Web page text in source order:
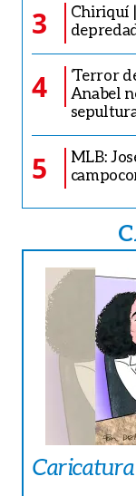
3
Chiriquí
4
‘Terror
Anabel
5
MLB:
Caricatura